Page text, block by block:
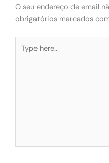
O seu endereço de email
obrigatórios marcados
here..